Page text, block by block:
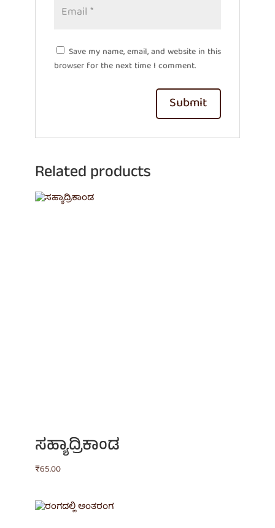
Save my name, email, and website in this
browser for the next time I comment.
Related products
ಸಹ್ಯಾದ್ರಿಕಾಂಡ
₹65.00